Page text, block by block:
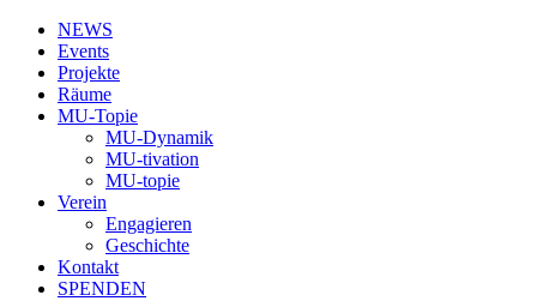
NEWS
Events
Projekte
Räume
MU-Topie
MU-Dynamik
MU-tivation
MU-topie
Verein
Engagieren
Geschichte
Kontakt
SPENDEN